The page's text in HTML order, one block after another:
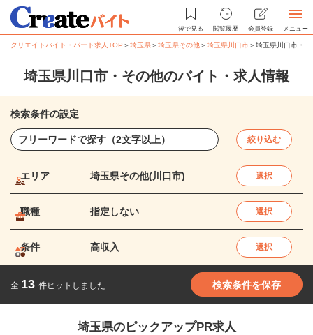
後で見る 閲覧履歴 会員登録 メニュー
クリエイトバイト・パート求人TOP ＞埼玉県＞埼玉県その他＞埼玉県川口市＞埼玉県川口市・
埼玉県川口市・その他のバイト・求人情報
検索条件の設定
絞り込む
エリア 埼玉県その他(川口市) 選択
職種 指定しない 選択
条件 高収入 選択
全 13 件ヒットしました 検索条件を保存
埼玉県のピックアップPR求人